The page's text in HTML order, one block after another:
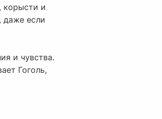
корысти и
даже если
и чувства.
Гоголь,